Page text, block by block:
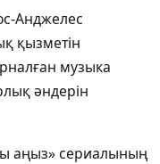
Анджелес
қызметін
музыка
әндерін
аңыз» сериалының